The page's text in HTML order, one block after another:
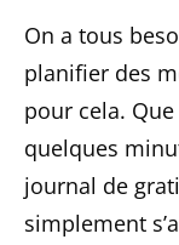
On a tous
planifier des
pour cela.
quelques
journal de
simplement